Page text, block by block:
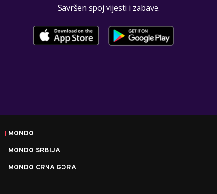
Savršen spoj vijesti i zabave.
MONDO
MONDO SRBIJA
MONDO CRNA GORA